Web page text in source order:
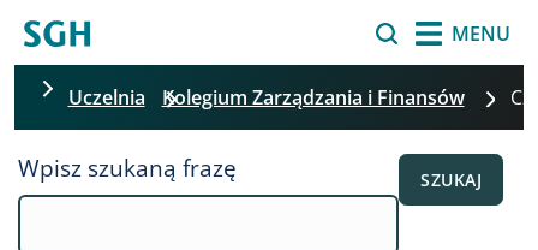
MENU
Uczelnia Kolegium Zarządzania i Finansów
Wpisz szukaną frazę SZUKAJ